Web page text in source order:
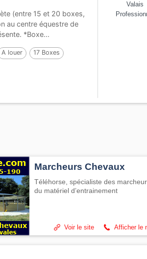
(entre 15 et 20 boxes,
au centre équestre de
*Boxe...
A louer 17 Boxes
Valais
Marcheurs Chevaux
Téléhorse, spécialiste des
du matériel d’entrainement
Afficher le
Voir le site